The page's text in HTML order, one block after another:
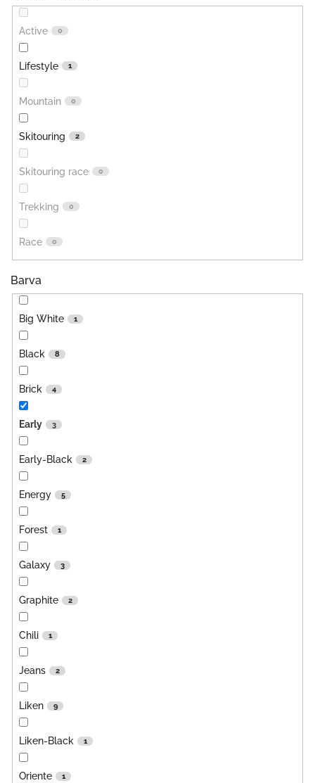
Active 0
Lifestyle 1
Mountain 0
Skitouring 2
Skitouring race 0
Trekking 0
Race 0
Barva
Big White 1
Black 8
Brick 4
Early 3
Early-Black 2
Energy 5
Forest 1
Galaxy 3
Graphite 2
Chili 1
Jeans 2
Liken 9
Liken-Black 1
Oriente 1